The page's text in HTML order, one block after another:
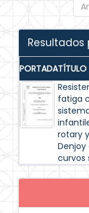
Resultados
PORTADATÍTULO
fatiga
rotary
curvos